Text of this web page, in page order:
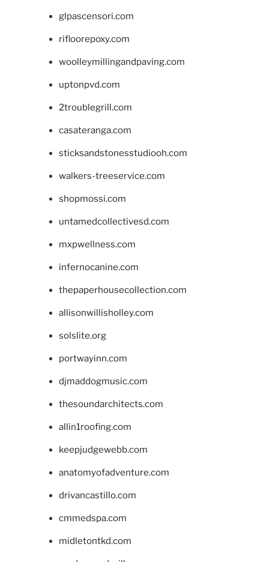
glpascensori.com
rifloorepoxy.com
woolleymillingandpaving.com
uptonpvd.com
2troublegrill.com
casateranga.com
sticksandstonesstudiooh.com
walkers-treeservice.com
shopmossi.com
untamedcollectivesd.com
mxpwellness.com
infernocanine.com
thepaperhousecollection.com
allisonwillisholley.com
solslite.org
portwayinn.com
djmaddogmusic.com
thesoundarchitects.com
allin1roofing.com
keepjudgewebb.com
anatomyofadventure.com
drivancastillo.com
cmmedspa.com
midletontkd.com